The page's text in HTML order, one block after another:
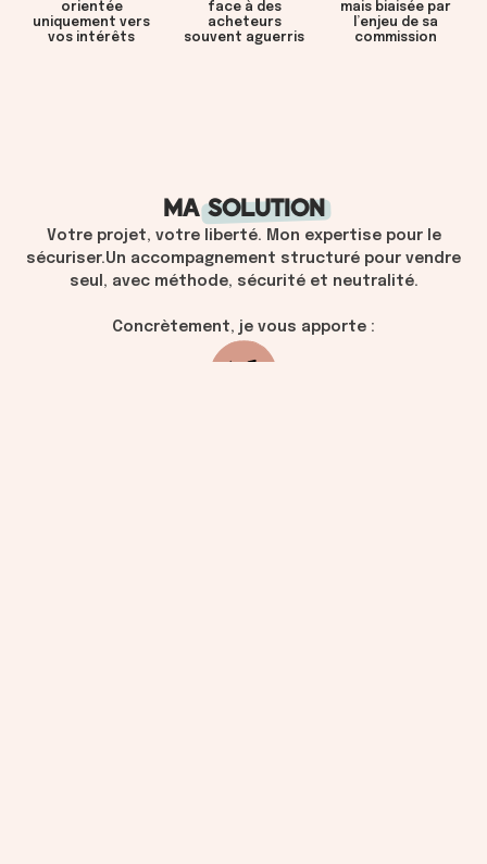
orientée
uniquement vers
vos intérêts
face à des
acheteurs
souvent aguerris
mais biaisée par
l’enjeu de sa
commission
MASOLUTION
Votre projet, votre liberté. Mon expertise pour le
sécuriser.Un accompagnement structuré pour vendre
seul, avec méthode, sécurité et neutralité.
Concrètement, je vous apporte :